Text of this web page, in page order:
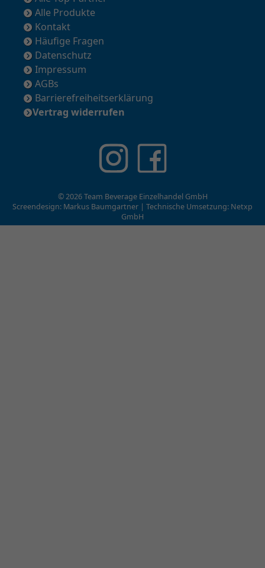
Alle Produkte
Kontakt
Häufige Fragen
Datenschutz
Impressum
AGBs
Barrierefreiheitserklärung
Vertrag widerrufen
© 2026 Team Beverage Einzelhandel GmbH
Screendesign: Markus Baumgartner | Technische Umsetzung: Netxp
GmbH